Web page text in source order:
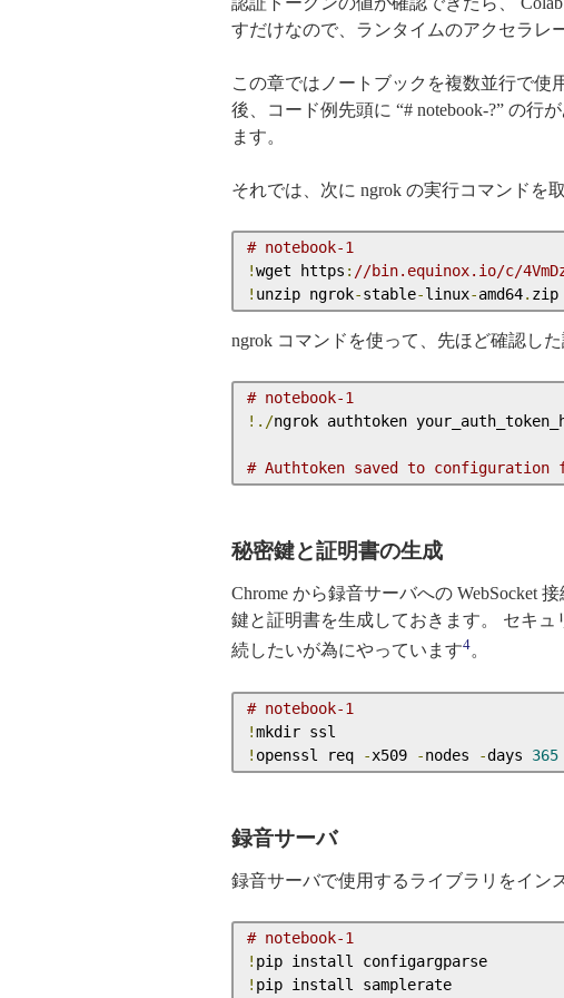
すだけなので、ランタイムのアクセラレ
この章ではノートブックを複数並行で使
後、コード例先頭に “# notebook-?” の
ます。
それでは、次に ngrok の実行コマンドを
# notebook-1
!wget https : //bin.equinox.io/c/
! unzip ngrok-stable-linux-amd64. zip
ngrok コマンドを使って、先ほど確認し
# notebook-1
!./ngrok authtoken
# Authtoken saved to
秘密鍵と証明書の生成
Chrome から録音サーバへの WebSocket
鍵と証明書を生成しておきます。 セキ
続したいが為にやっています4。
# notebook-1
!
! openssl req -x509 -nodes -days 365
録音サーバ
録音サーバで使用するライブラリをイン
# notebook-1
!
! pip install samplerate